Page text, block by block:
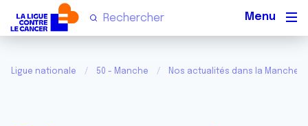
Ligue nationale 50 - Manche Nos actualités dans la Manche